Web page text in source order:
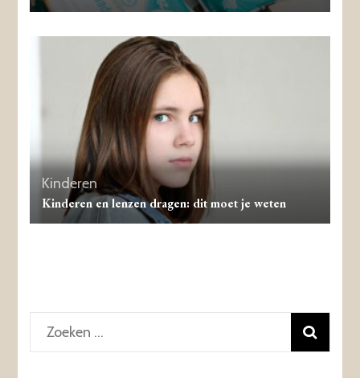
Kinderen
Kinderen en lenzen dragen: dit moet je weten
Zoeken
naar: